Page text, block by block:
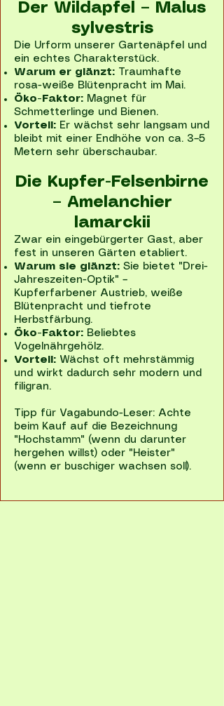
Der Wildapfel – Malus
sylvestris
Die Urform unserer Gartenäpfel und
ein echtes Charakterstück.
Warum er glänzt: Traumhafte
rosa-weiße Blütenpracht im Mai.
Öko-Faktor: Magnet für
Schmetterlinge und Bienen.
Vorteil: Er wächst sehr langsam und
bleibt mit einer Endhöhe von ca. 3–5
Metern sehr überschaubar.
Die Kupfer-Felsenbirne
– Amelanchier
lamarckii
Zwar ein eingebürgerter Gast, aber
fest in unseren Gärten etabliert.
Warum sie glänzt: Sie bietet "Drei-
Jahreszeiten-Optik" –
Kupferfarbener Austrieb, weiße
Blütenpracht und tiefrote
Herbstfärbung.
Öko-Faktor: Beliebtes
Vogelnährgehölz.
Vorteil: Wächst oft mehrstämmig
und wirkt dadurch sehr modern und
filigran.
Tipp für Vagabundo-Leser: Achte
beim Kauf auf die Bezeichnung
"Hochstamm" (wenn du darunter
hergehen willst) oder "Heister"
(wenn er buschiger wachsen soll).